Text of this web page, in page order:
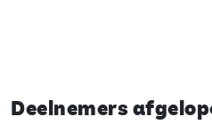
Deelnemers